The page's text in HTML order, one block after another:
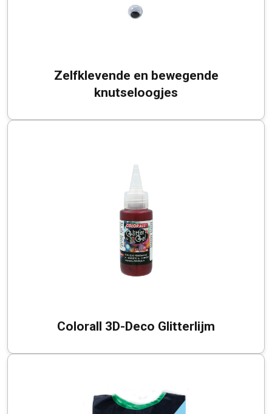
Zelfklevende en bewegende
knutseloogjes
Colorall 3D-Deco Glitterlijm